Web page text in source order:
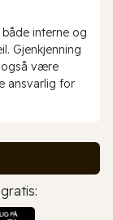
interne og
Gjenkjenning
også være
ansvarlig for